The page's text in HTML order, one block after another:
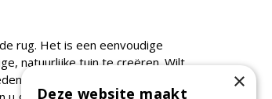
rug. Het is een eenvoudige
natuurlijke tuin te creëren. Wilt
Wij nodigen u graag uit om
×
Deze website maakt